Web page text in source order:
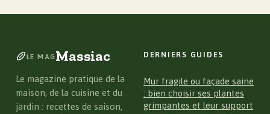
LE MAG Massiac
Le magazine pratique de la
maison, de la cuisine et du
jardin : recettes de saison,
DERNIERS GUIDES
Mur fragile ou façade saine
: bien choisir ses plantes
grimpantes et leur support